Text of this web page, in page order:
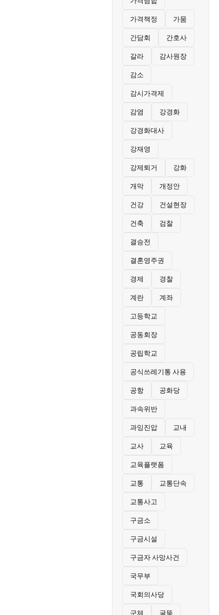
가격책정 가뭄
간담회 간호사
갈라 감사원장
감소
감시가격제
감염 강경화
강경화대사
강재영
강제퇴거 강화
개막 개정안
건강 건설현장
건축 검찰
결승전
결혼영주권
경제 경찰
계란 계좌
고등학교
공동회장
공립학교
공식쓰레기통 사용
공항 공화당
과속위반
과잉진압 교내
교사 교육
교육플랫폼
교통 교통단속
교통사고
구금소
구금시설
구금자 사망사건
국무부
국회의사당
군체 굴뚝